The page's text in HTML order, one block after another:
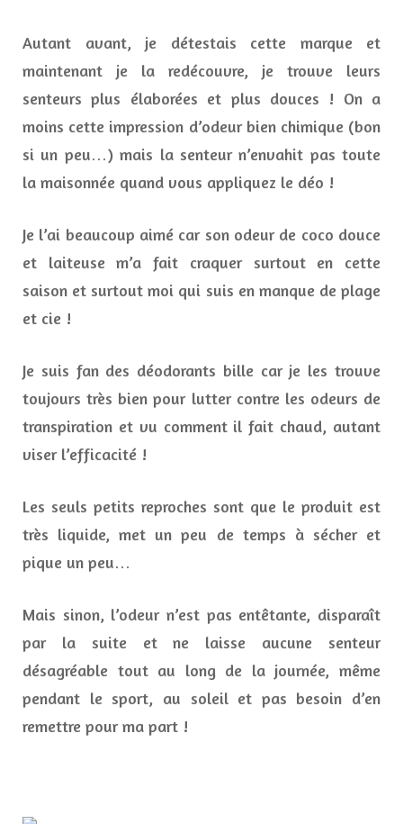
Autant avant, je détestais cette marque et
maintenant je la redécouvre, je trouve leurs
senteurs plus élaborées et plus douces ! On a
moins cette impression d’odeur bien chimique (bon
si un peu…) mais la senteur n’envahit pas toute
la maisonnée quand vous appliquez le déo !
Je l’ai beaucoup aimé car son odeur de coco douce
et laiteuse m’a fait craquer surtout en cette
saison et surtout moi qui suis en manque de plage
et cie !
Je suis fan des déodorants bille car je les trouve
toujours très bien pour lutter contre les odeurs de
transpiration et vu comment il fait chaud, autant
viser l’efficacité !
Les seuls petits reproches sont que le produit est
très liquide, met un peu de temps à sécher et
pique un peu…
Mais sinon, l’odeur n’est pas entêtante, disparaît
par la suite et ne laisse aucune senteur
désagréable tout au long de la journée, même
pendant le sport, au soleil et pas besoin d’en
remettre pour ma part !